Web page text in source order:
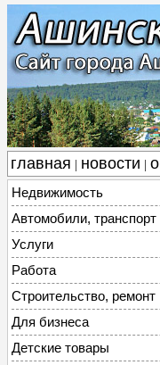
главная новости
Недвижимость
Автомобили, транспорт
Услуги
Работа
Строительство, ремонт
Для бизнеса
Детские товары